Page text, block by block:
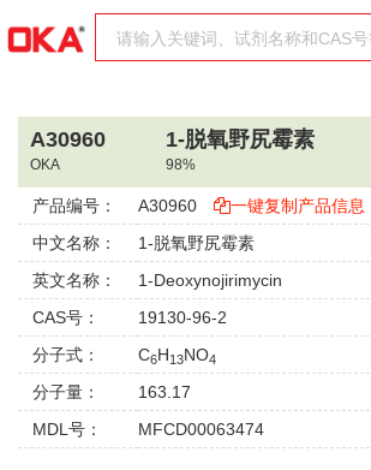
A30960
OKA
1-脱氧野尻霉素
98%
产品编号： A30960
一键复制产品信息
中文名称：
1-脱氧野尻霉素
英文名称：
1-Deoxynojirimycin
CAS号：
19130-96-2
分子式：
C6H13NO4
分子量：
163.17
MDL号：
MFCD00063474